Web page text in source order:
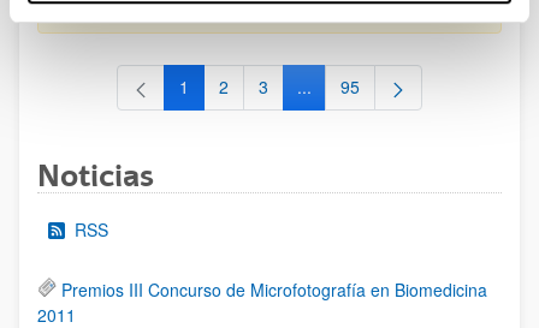
al 30/07/2026 (ambos incluídos)
Página
1 Página
2 Página
3 ...Páginas intermedias Use TAB
Página
95
Noticias
RSS
Premios III Concurso de Microfotografía en Biomedicina
2011